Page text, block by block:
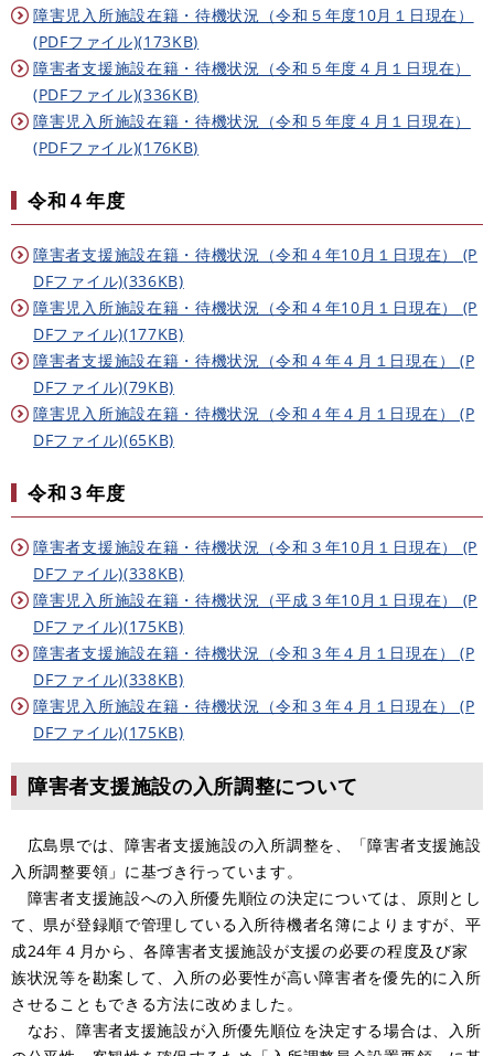
障害児入所施設在籍・待機状況（令和５年度10月１日現在）
(PDFファイル)(173KB)
障害者支援施設在籍・待機状況（令和５年度４月１日現在）
(PDFファイル)(336KB)
障害児入所施設在籍・待機状況（令和５年度４月１日現在）
(PDFファイル)(176KB)
令和４年度
障害者支援施設在籍・待機状況（令和４年10月１日現在） (P
DFファイル)(336KB)
障害児入所施設在籍・待機状況（令和４年10月１日現在） (P
DFファイル)(177KB)
障害者支援施設在籍・待機状況（令和４年４月１日現在） (P
DFファイル)(79KB)
障害児入所施設在籍・待機状況（令和４年４月１日現在） (P
DFファイル)(65KB)
令和３年度
障害者支援施設在籍・待機状況（令和３年10月１日現在） (P
DFファイル)(338KB)
障害児入所施設在籍・待機状況（平成３年10月１日現在） (P
DFファイル)(175KB)
障害者支援施設在籍・待機状況（令和３年４月１日現在） (P
DFファイル)(338KB)
障害児入所施設在籍・待機状況（令和３年４月１日現在） (P
DFファイル)(175KB)
障害者支援施設の入所調整について
広島県では、障害者支援施設の入所調整を、「障害者支援施設
入所調整要領」に基づき行っています。
障害者支援施設への入所優先順位の決定については、原則とし
て、県が登録順で管理している入所待機者名簿によりますが、平
成24年４月から、各障害者支援施設が支援の必要の程度及び家
族状況等を勘案して、入所の必要性が高い障害者を優先的に入所
させることもできる方法に改めました。
なお、障害者支援施設が入所優先順位を決定する場合は、入所